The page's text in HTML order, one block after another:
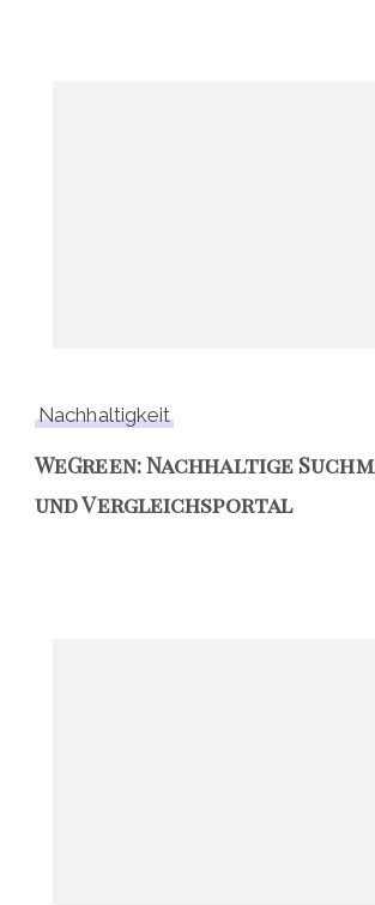
Nachhaltigkeit
WeGreen: Nachhaltige
und Vergleichsportal